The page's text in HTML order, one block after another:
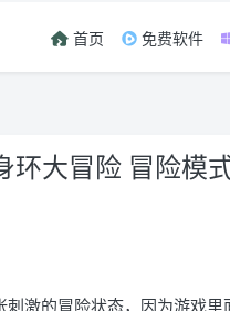
首页 免费软件
环大冒险 冒险模
激的冒险状态，因为游戏里